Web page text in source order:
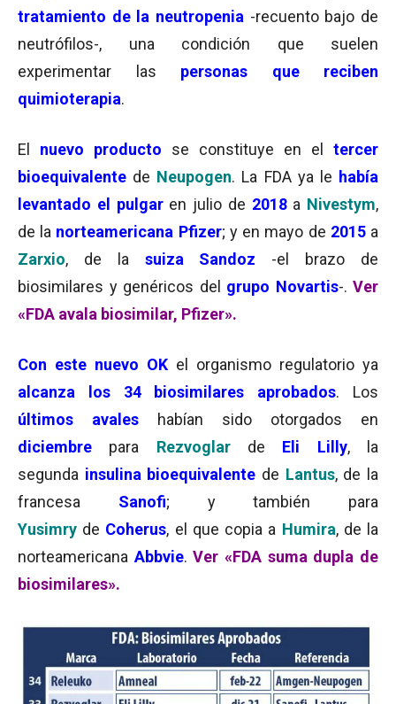
tratamiento de la neutropenia -recuento bajo de
neutrófilos-, una condición que suelen
experimentar las personas que reciben
quimioterapia.
El nuevo producto se constituye en el tercer
bioequivalente de Neupogen. La FDA ya le había
levantado el pulgaren julio de 2018 a Nivestym,
de la norteamericana Pfizer; y en mayo de 2015 a
Zarxio, de la suiza Sandoz -el brazo de
biosimilares y genéricos del grupo Novartis-. Ver
«FDA avala biosimilar, Pfizer».
Con este nuevo OK el organismo regulatorio ya
alcanza los 34 biosimilares aprobados. Los
últimos avales habían sido otorgados en
diciembre
para Rezvoglar de Eli Lilly, la
segunda insulina bioequivalente de Lantus, de la
francesa Sanofi; y también para
Yusimry de Coherus, el que copia a Humira, de la
norteamericana Abbvie.Ver «FDA suma dupla de
biosimilares».